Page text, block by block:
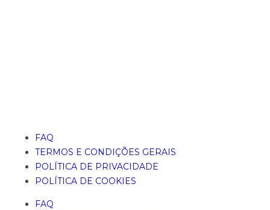
FAQ
TERMOS E CONDIÇÕES GERAIS
POLÍTICA DE PRIVACIDADE
POLÍTICA DE COOKIES
FAQ